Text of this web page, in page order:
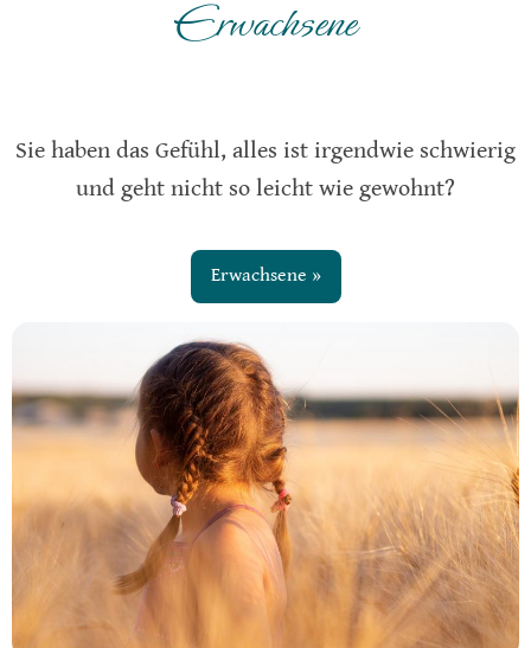
Erwachsene
Sie haben das Gefühl, alles ist irgendwie schwierig
und geht nicht so leicht wie gewohnt?
Erwachsene »